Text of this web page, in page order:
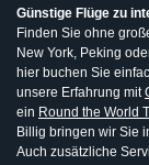
Günstige Flüge zu
Finden Sie ohne
New York, Peking
hier buchen Sie
unsere Erfahrung mit
ein Round the World
Billig bringen wir Sie
Auch zusätzliche